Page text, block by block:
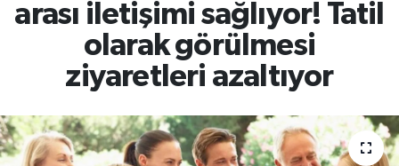
arası iletişimi sağlıyor! Tatil
olarak görülmesi
ziyaretleri azaltıyor
Yerel
Spor
Süper Lig Puan Durumu ve Fikstür
Tüm Manşetler
Haber Arşivi